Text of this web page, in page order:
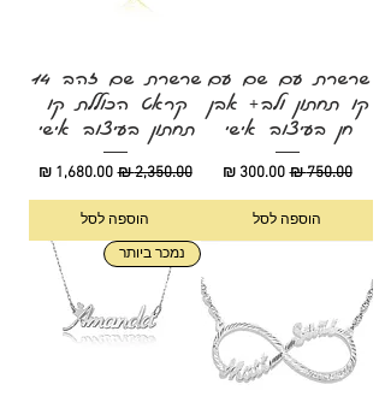
שרשרת עם שם עם
קו תחתון ולב+ אבן
חן בעיצוב אישי
מחיר רגיל‏750.00 ‏₪ מחיר מבצע‏300.00 ‏₪
הוספה לסל
שרשרת שם זהב 14
קראט הכוללת קו
תחתון בעיצוב אישי
מחיר רגיל‏2,350.00 ‏₪ מחיר מבצע‏1,680.00 ‏₪
הוספה לסל
נמכר ביותר